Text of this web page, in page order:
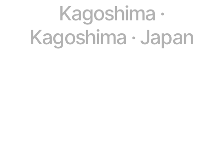
Kagoshima ·
Kagoshima · Japan